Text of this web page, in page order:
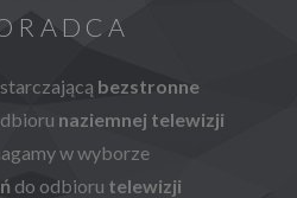
bezstronne
naziemnej telewizji
w wyborze
do odbioru telewizji